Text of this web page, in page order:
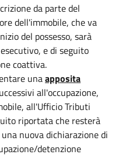
da parte del
dell'immobile, che va
del possesso, sarà
e di seguito
coattiva.
unaapposita
all'occupazione,
all'Ufficio Tributi
riportata che resterà
nuova dichiarazione di
detenzione